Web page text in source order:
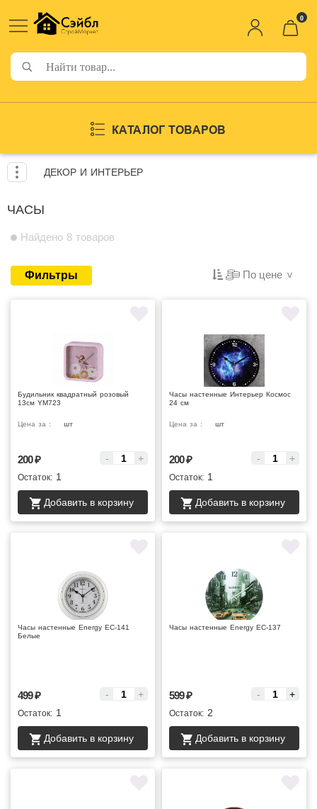
0
КАТАЛОГ ТОВАРОВ
ДЕКОР И ИНТЕРЬЕР
ЧАСЫ
Найдено 8 товаров
Фильтры По цене >
Будильник квадратный розовый
13см YM723
Цена за : шт
200₽ - +
Остаток: 1
Добавить в корзину
Часы настенные Интерьер Космос
24 см
Цена за : шт
200₽ - +
Остаток: 1
Добавить в корзину
Часы настенные Energy EC-141
Белые
499₽ - +
Остаток: 1
Добавить в корзину
Часы настенные Energy EC-137
599₽ - +
Остаток: 2
Добавить в корзину